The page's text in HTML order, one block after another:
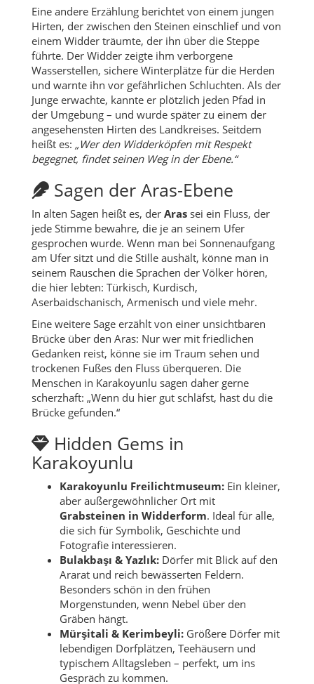
Eine andere Erzählung berichtet von einem jungen
Hirten, der zwischen den Steinen einschlief und von
einem Widder träumte, der ihn über die Steppe
führte. Der Widder zeigte ihm verborgene
Wasserstellen, sichere Winterplätze für die Herden
und warnte ihn vor gefährlichen Schluchten. Als der
Junge erwachte, kannte er plötzlich jeden Pfad in
der Umgebung – und wurde später zu einem der
angesehensten Hirten des Landkreises. Seitdem
heißt es: „Wer den Widderköpfen mit Respekt
begegnet, findet seinen Weg in der Ebene.“
Sagen der Aras-Ebene
In alten Sagen heißt es, der Aras sei ein Fluss, der
jede Stimme bewahre, die je an seinem Ufer
gesprochen wurde. Wenn man bei Sonnenaufgang
am Ufer sitzt und die Stille aushält, könne man in
seinem Rauschen die Sprachen der Völker hören,
die hier lebten: Türkisch, Kurdisch,
Aserbaidschanisch, Armenisch und viele mehr.
Eine weitere Sage erzählt von einer unsichtbaren
Brücke über den Aras: Nur wer mit friedlichen
Gedanken reist, könne sie im Traum sehen und
trockenen Fußes den Fluss überqueren. Die
Menschen in Karakoyunlu sagen daher gerne
scherzhaft: „Wenn du hier gut schläfst, hast du die
Brücke gefunden.“
Hidden Gems in
Karakoyunlu
Karakoyunlu Freilichtmuseum: Ein kleiner,
aber außergewöhnlicher Ort mit
Grabsteinen in Widderform. Ideal für alle,
die sich für Symbolik, Geschichte und
Fotografie interessieren.
Bulakbaşı & Yazlık: Dörfer mit Blick auf den
Ararat und reich bewässerten Feldern.
Besonders schön in den frühen
Morgenstunden, wenn Nebel über den
Gräben hängt.
Mürşitali & Kerimbeyli: Größere Dörfer mit
lebendigen Dorfplätzen, Teehäusern und
typischem Alltagsleben – perfekt, um ins
Gespräch zu kommen.